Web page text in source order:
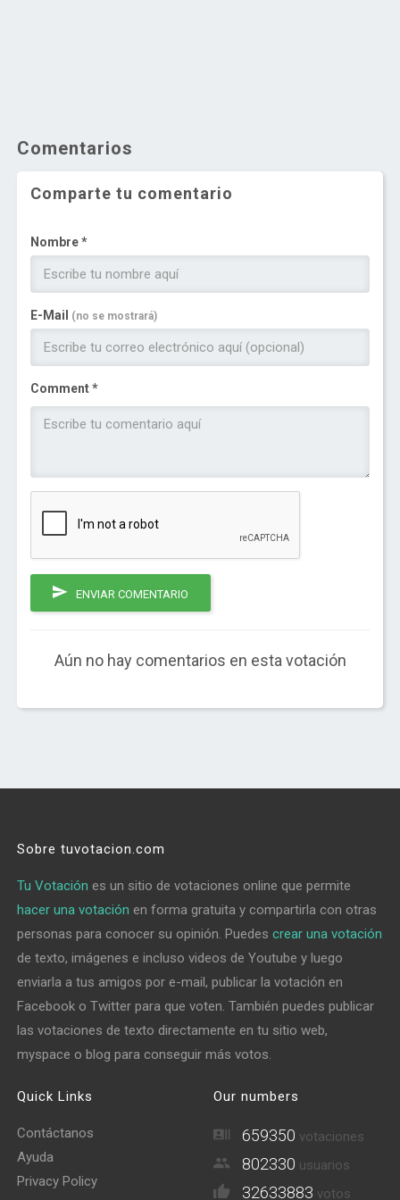
Comentarios
Comparte tu comentario
Nombre *
E-Mail (no se mostrará)
Comment *
ENVIAR COMENTARIO
Aún no hay comentarios en esta votación
Sobre tuvotacion.com
Tu Votación es un sitio de votaciones online que permite
hacer una votación en forma gratuita y compartirla con otras
personas para conocer su opinión. Puedescrear una votación
de texto, imágenes e incluso videos de Youtube y luego
enviarla a tus amigos por e-mail, publicar la votación en
Facebook o Twitter para que voten. También puedes publicar
las votaciones de texto directamente en tu sitio web,
myspace o blog para conseguir más votos.
Quick Links
Contáctanos
Ayuda
Privacy Policy
Our numbers
659350 votaciones
802330 usuarios
32633883 votos